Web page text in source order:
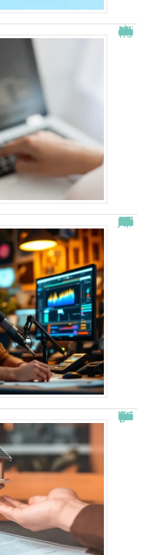
À quelle heure les virements bancaires passent Crédit Agricole ?
“Alexis Morel, journaliste : Qui est le fils de Apolline de Malherbe ?”
Combien de fois peut-on passer en commission logement ?